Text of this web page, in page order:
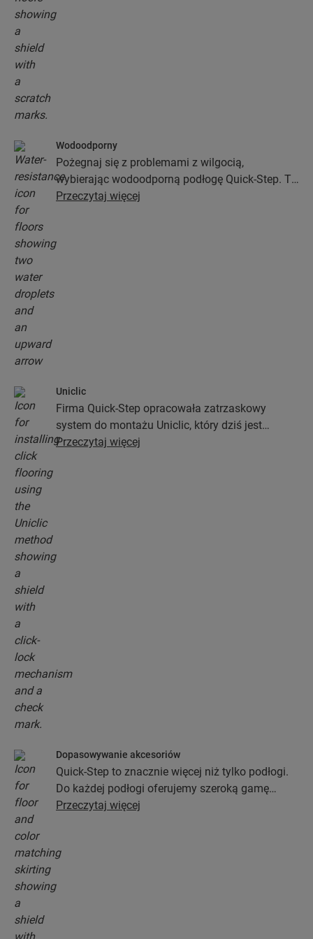
Wodoodporny
Pożegnaj się z problemami z wilgocią,
wybierając wodoodporną podłogę Quick-Step. Te
podłogi nie tylko wyglądają wyjątkowo stylowo i
prostsze niż kiedykolwiek wcześniej!
Przeczytaj więcej
Uniclic
Firma Quick-Step opracowała zatrzaskowy
system do montażu Uniclic, który dziś jest
standardowym systemem stosowanym przy
Przeczytaj więcej
Dopasowywanie akcesoriów
Quick-Step to znacznie więcej niż tylko podłogi.
Do każdej podłogi oferujemy szeroką gamę
akcesoriów włącznie z podkładami, profilami
do koloru wybranej podłogi.
Przeczytaj więcej